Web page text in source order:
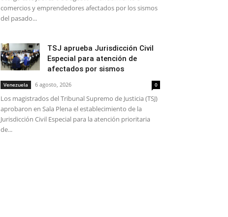
comercios y emprendedores afectados por los sismos
del pasado...
TSJ aprueba Jurisdicción Civil
Especial para atención de
afectados por sismos
Venezuela 6 agosto, 2026 0
Los magistrados del Tribunal Supremo de Justicia (TSJ)
aprobaron en Sala Plena el establecimiento de la
Jurisdicción Civil Especial para la atención prioritaria
de...